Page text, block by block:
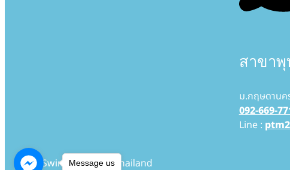
สาขา
ม.กฤษดานค
092-669-
Line :
© Swimming Kids Thailand
Message us